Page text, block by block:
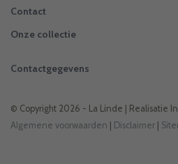
Contact
Onze collectie
Contactgegevens
© Copyright 2026 - La Linde | Realisatie
Algemene voorwaarden
Disclaimer